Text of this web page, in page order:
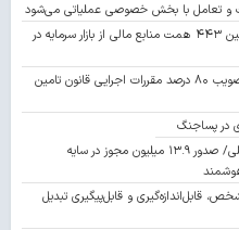
و تعامل با بخش خصوصی عملیاتی می‌شود
در مسیر تغییر ساختار تأمین مالی کشور/ تأمین ۴۴۳ همت منابع مالی از بازار سرمایه در
تأمین مالی تولید بدون فشار بر پایه پولی/ تصویب ۸۰ درصد مقررات اجرایی قانون تامین
در پساجنگ
اتصال ۹۷ درصدی مجوزهای کشور به درگاه ملی/ صدور ۱۳.۹ میلیون مجوز در سایه
قابل‌اندازه‌گیری و قابل‌پیگیری تبدیل